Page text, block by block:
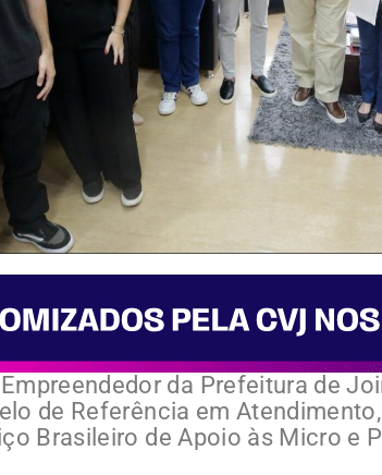
da Prefeitura de
de Referência em
Brasileiro de Apoio às Micro e